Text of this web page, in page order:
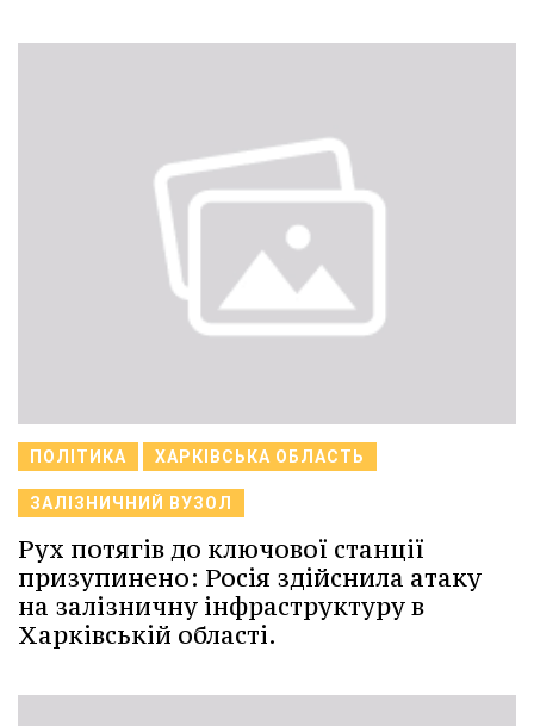
ПОЛІТИКА ХАРКІВСЬКА ОБЛАСТЬ
ЗАЛІЗНИЧНИЙ ВУЗОЛ
Рух потягів до ключової станції
призупинено: Росія здійснила атаку
на залізничну інфраструктуру в
Харківській області.